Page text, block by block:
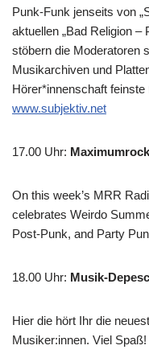
Punk-Funk jenseits von
aktuellen „Bad Religion –
stöbern die Moderatoren
Musikarchiven und
Hörer*innenschaft
www.subjektiv.net
17.00 Uhr:
On this week’s MRR
celebrates Weirdo
Post-Punk, and Party
18.00 Uhr: Musik-
Hier die hört Ihr die
Musiker:innen. Viel Spaß!